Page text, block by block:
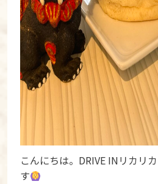
こんにちは。DRIVE INリカリ
す